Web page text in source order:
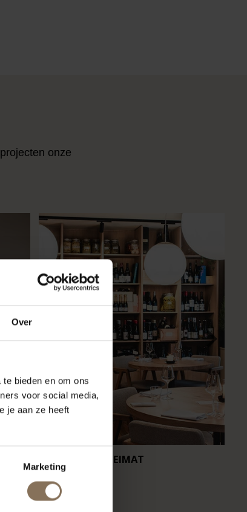
Over
bieden en om ons
voor social media,
je aan ze heeft
Marketing
onze
RESTAURANT HEIMAT